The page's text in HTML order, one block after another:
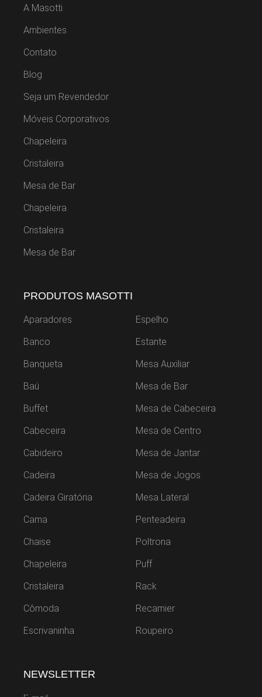
A Masotti
Ambientes
Contato
Blog
Seja um Revendedor
Móveis Corporativos
Chapeleira
Cristaleira
Mesa de Bar
Chapeleira
Cristaleira
Mesa de Bar
PRODUTOS MASOTTI
Aparadores
Banco
Banqueta
Baú
Buffet
Cabeceira
Cabideiro
Cadeira
Cadeira Giratória
Cama
Chaise
Chapeleira
Cristaleira
Cômoda
Escrivaninha
Espelho
Estante
Mesa Auxiliar
Mesa de Bar
Mesa de Cabeceira
Mesa de Centro
Mesa de Jantar
Mesa de Jogos
Mesa Lateral
Penteadeira
Poltrona
Puff
Rack
Recamier
Roupeiro
NEWSLETTER